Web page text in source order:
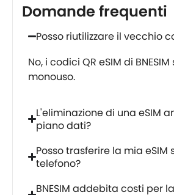
Domande frequenti
Posso riutilizzare il vecchio
No, i codici QR eSIM di
monouso.
L'eliminazione di una eSIM
piano dati?
Posso trasferire la mia eSIM
telefono?
BNESIM addebita costi per